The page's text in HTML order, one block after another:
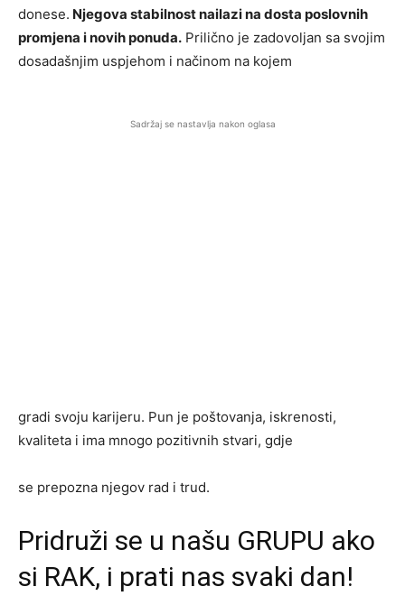
donese. Njegova stabilnost nailazi na dosta poslovnih
promjena i novih ponuda. Prilično je zadovoljan sa svojim
dosadašnjim uspjehom i načinom na kojem
Sadržaj se nastavlja nakon oglasa
gradi svoju karijeru. Pun je poštovanja, iskrenosti,
kvaliteta i ima mnogo pozitivnih stvari, gdje
se prepozna njegov rad i trud.
Pridruži se u našu GRUPU ako
si RAK, i prati nas svaki dan!